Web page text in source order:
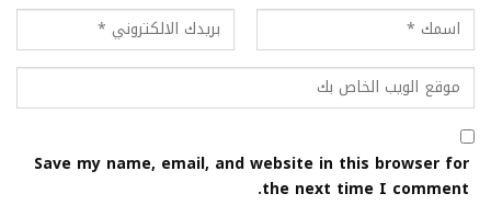
Save my name, email, and website in this browser for
the next time I comment.